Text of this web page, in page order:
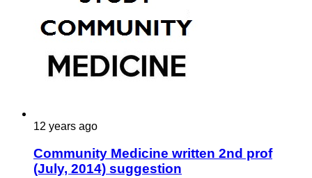
12 years ago
Community Medicine written 2nd prof
(July, 2014) suggestion